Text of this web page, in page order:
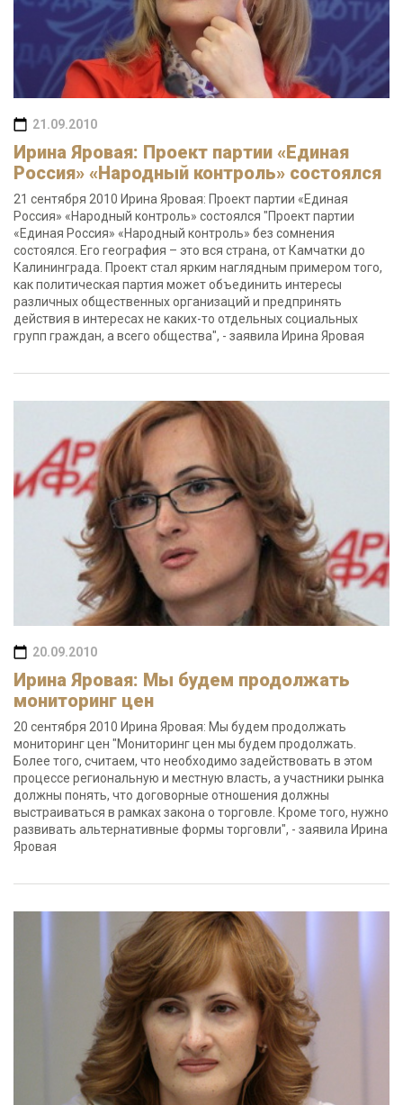
21.09.2010
Ирина Яровая: Проект партии «Единая
Россия» «Народный контроль» состоялся
21 сентября 2010 Ирина Яровая: Проект партии «Единая
Россия» «Народный контроль» состоялся "Проект партии
«Единая Россия» «Народный контроль» без сомнения
состоялся. Его география – это вся страна, от Камчатки до
Калининграда. Проект стал ярким наглядным примером того,
как политическая партия может объединить интересы
различных общественных организаций и предпринять
действия в интересах не каких-то отдельных социальных
групп граждан, а всего общества", - заявила Ирина Яровая
20.09.2010
Ирина Яровая: Мы будем продолжать
мониторинг цен
20 сентября 2010 Ирина Яровая: Мы будем продолжать
мониторинг цен "Мониторинг цен мы будем продолжать.
Более того, считаем, что необходимо задействовать в этом
процессе региональную и местную власть, а участники рынка
должны понять, что договорные отношения должны
выстраиваться в рамках закона о торговле. Кроме того, нужно
развивать альтернативные формы торговли", - заявила Ирина
Яровая